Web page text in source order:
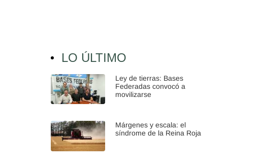
LO ÚLTIMO
Ley de tierras: Bases
Federadas convocó a
movilizarse
Márgenes y escala: el
síndrome de la Reina Roja